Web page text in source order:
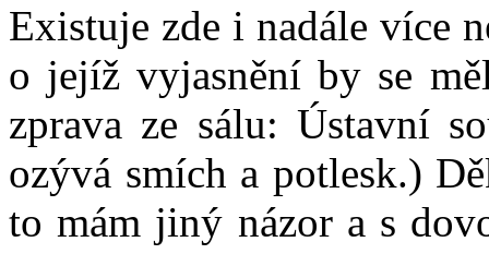
Existuje zde i nadále více
o jejíž vyjasnění by se
zprava ze sálu: Ústavní
ozývá smích a potlesk.)
to mám jiný názor a s